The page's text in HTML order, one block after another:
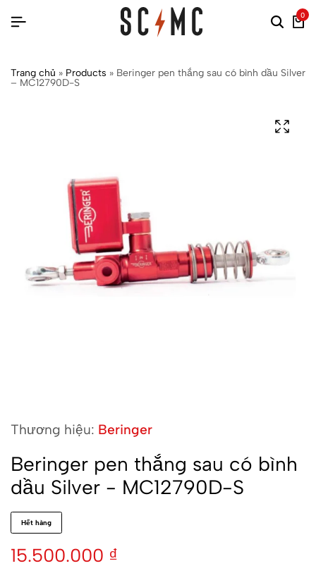
0
Trang chủ » Products » Beringer pen thắng sau có bình dầu Silver
– MC12790D-S
Thương hiệu: Beringer
Beringer pen thắng sau có bình
dầu Silver - MC12790D-S
Hết hàng
15.500.000 ₫